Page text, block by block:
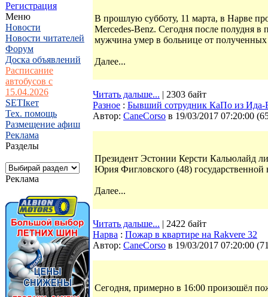
Регистрация
Меню
Новости
Новости читателей
Форум
Доска объявлений
Расписание
автобусов с
15.04.2026
SETIкет
Тех. помощь
Размещение афиш
Реклама
Разделы
Реклама
В прошлую субботу, 11 марта, в Нарве
Mercedes-Benz. Сегодня после полудня
мужчина умер в больнице от полученных
Далее...
Читать дальше... | 2303 байт
Разное : Бывший сотрудник КаПо из Ида-
Автор: CaneCorso в 19/03/2017 07:20:00 (
Президент Эстонии Керсти Кальюлайд
Юрия Фигловского (48)
Далее...
Читать дальше... | 2422 байт
Нарва : Пожар в квартире на Rakvere 32
Автор: CaneCorso в 19/03/2017 07:20:00 (
Сегодня, примерно в 16:00 произошёл